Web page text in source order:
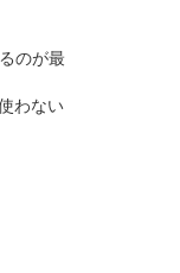
のが最
わない